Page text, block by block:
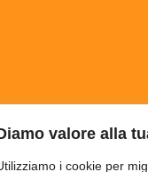
valore alla
i cookie per